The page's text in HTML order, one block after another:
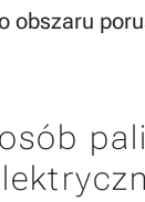
obszaru